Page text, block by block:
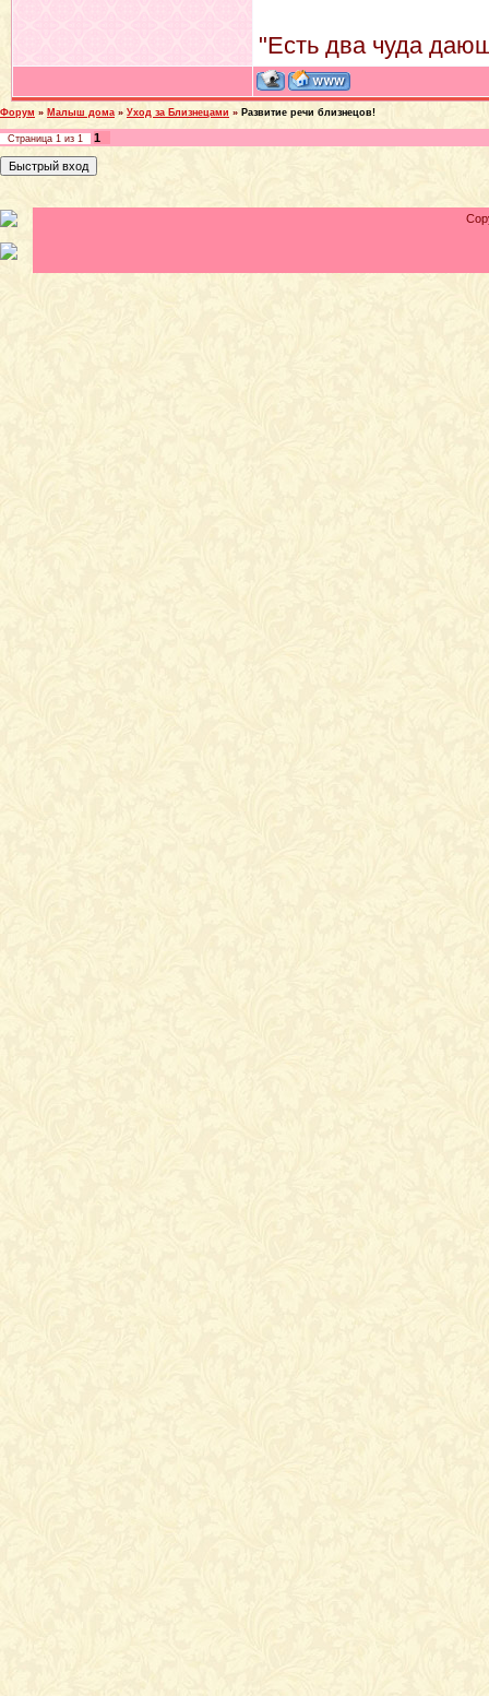
"Есть два чуда
Форум » Малыш дома » Уход за Близнецами » Развитие речи близнецов!
Страница 1 из 1 1